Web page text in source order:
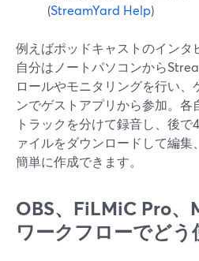
(StreamYard Help)
例えばポッドキャストのインタ
自分はノートパソコンから
ロールやモニタリングを行い
ンでゲストアプリから参加。各
トラックを分けて録音し、後
ァイルをダウンロードして編集
簡単に作成できます。
OBS、FiLMiC Pro、
ワークフローでどう